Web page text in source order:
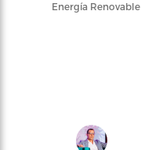
Energía Renovable